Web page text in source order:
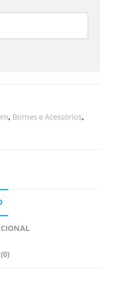
, Bornes e Acessórios,